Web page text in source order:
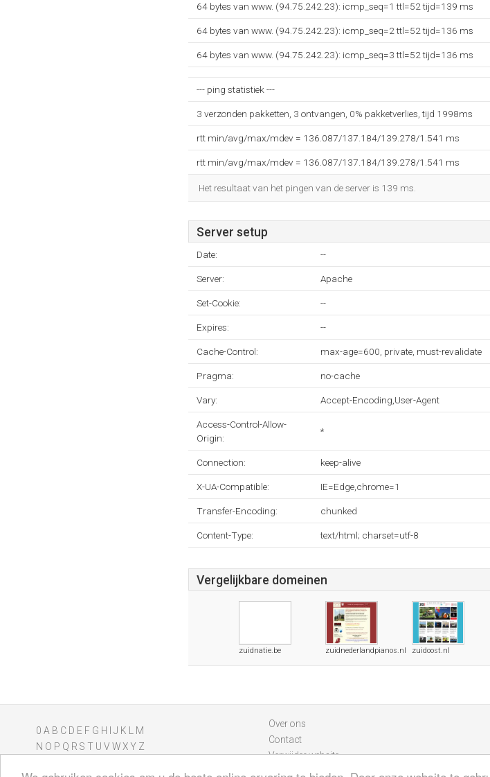
64 bytes van www. (94.75.242.23): icmp_seq=1 ttl=52 tijd=139 ms
64 bytes van www. (94.75.242.23): icmp_seq=2 ttl=52 tijd=136 ms
64 bytes van www. (94.75.242.23): icmp_seq=3 ttl=52 tijd=136 ms
--- ping statistiek ---
3 verzonden pakketten, 3 ontvangen, 0% pakketverlies, tijd 1998ms
rtt min/avg/max/mdev = 136.087/137.184/139.278/1.541 ms
rtt min/avg/max/mdev = 136.087/137.184/139.278/1.541 ms
Het resultaat van het pingen van de server is 139 ms.
Server setup
Date: --
Server: Apache
Set-Cookie: --
Expires: --
Cache-Control: max-age=600, private, must-revalidate
Pragma: no-cache
Vary: Accept-Encoding,User-Agent
Access-Control-Allow-
Origin:
*
Connection: keep-alive
X-UA-Compatible: IE=Edge,chrome=1
Transfer-Encoding: chunked
Content-Type: text/html; charset=utf-8
Vergelijkbare domeinen
zuidnatie.be zuidnederlandpianos.nl zuidoost.nl
0 A B C D E F G H J K
M
N O P Q R S T U V WXY Z
Over ons
Contact
Verwijder website